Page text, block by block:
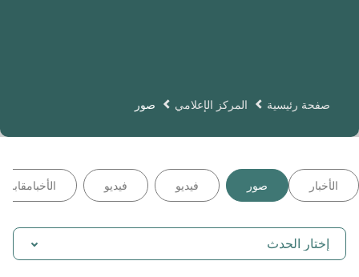
صفحة رئيسية المركز الإعلامي صور
الأخبار صور فيديو فيديو الأخبامقابلة
إختار الحدث